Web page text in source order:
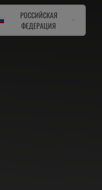
РОССИЙСКАЯ
ФЕДЕРАЦИЯ